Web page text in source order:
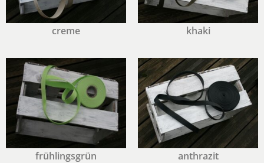
creme
frühlingsgrün
khaki
anthrazit